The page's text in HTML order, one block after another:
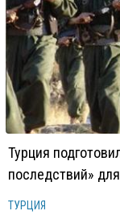
Турция
последствий»
ТУРЦИЯ